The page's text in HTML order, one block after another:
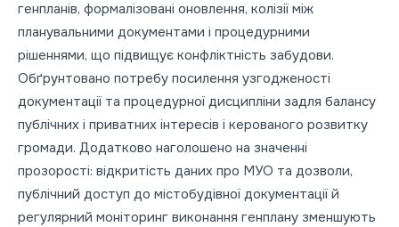
генпланів, формалізовані оновлення, колізії між
планувальними документами і процедурними
рішеннями, що підвищує конфліктність забудови.
Обґрунтовано потребу посилення узгодженості
документації та процедурної дисципліни задля балансу
публічних і приватних інтересів і керованого розвитку
громади. Додатково наголошено на значенні
прозорості: відкритість даних про МУО та дозволи,
публічний доступ до містобудівної документації й
регулярний моніторинг виконання генплану зменшують